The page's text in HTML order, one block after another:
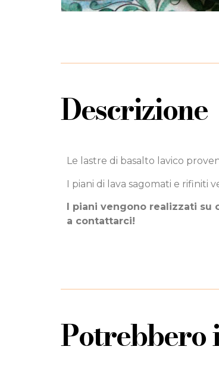
Descrizione
Le lastre di basalto lavico
I piani di lava sagomati e rifiniti
I piani vengono realizzati su
a contattarci!
Potrebbero